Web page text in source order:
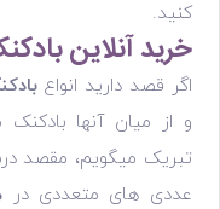
کنید.
خرید آنلاین
اگر قصد دارید انواع
و از میان آنها بادکنک
تبریک میگویم، مقصد
عددی های متعددی در